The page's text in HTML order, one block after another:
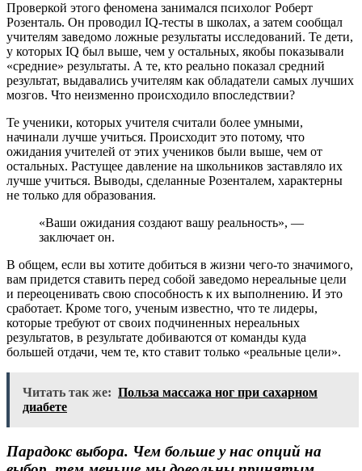
Проверкой этого феномена занимался психолог Роберт
Розенталь. Он проводил IQ-тесты в школах, а затем сообщал
учителям заведомо ложные результаты исследований. Те дети,
у которых IQ был выше, чем у остальных, якобы показывали
«средние» результаты. А те, кто реально показал средний
результат, выдавались учителям как обладатели самых лучших
мозгов. Что неизменно происходило впоследствии?
Те ученики, которых учителя считали более умными,
начинали лучше учиться. Происходит это потому, что
ожидания учителей от этих учеников были выше, чем от
остальных. Растущее давление на школьников заставляло их
лучше учиться. Выводы, сделанные Розенталем, характерны
не только для образования.
«Ваши ожидания создают вашу реальность», —
заключает он.
В общем, если вы хотите добиться в жизни чего-то значимого,
вам придется ставить перед собой заведомо нереальные цели
и переоценивать свою способность к их выполнению. И это
сработает. Кроме того, ученым известно, что те лидеры,
которые требуют от своих подчиненных нереальных
результатов, в результате добиваются от команды куда
большей отдачи, чем те, кто ставит только «реальные цели».
Читать так же: Польза массажа ног при сахарном
диабете
Парадокс выбора. Чем больше у нас опций на